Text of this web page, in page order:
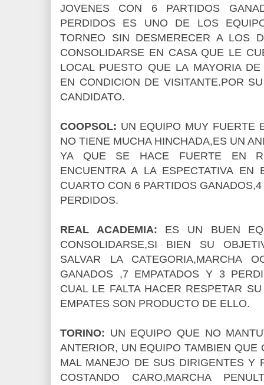
JOVENES CON 6 PARTIDOS
PERDIDOS ES UNO DE LOS
TORNEO SIN DESMERECER A LOS
CONSOLIDARSE EN CASA QUE LE
LOCAL PUESTO QUE LA MAYORIA
EN CONDICION DE VISITANTE.POR
CANDIDATO.
COOPSOL: UN EQUIPO MUY FUERTE
NO TIENE MUCHA HINCHADA,ES UN
YA QUE SE HACE FUERTE EN
ENCUENTRA A LA ESPECTATIVA EN
CUARTO CON 6 PARTIDOS
PERDIDOS.
REAL ACADEMIA: ES UN BUEN
CONSOLIDARSE,SI BIEN SU
SALVAR LA CATEGORIA,MARCHA
GANADOS ,7 EMPATADOS Y 3
CUAL LE FALTA HACER RESPETAR
EMPATES SON PRODUCTO DE ELLO.
TORINO: UN EQUIPO QUE NO
ANTERIOR, UN EQUIPO TAMBIEN QUE
MAL MANEJO DE SUS DIRIGENTES Y
COSTANDO CARO,MARCHA